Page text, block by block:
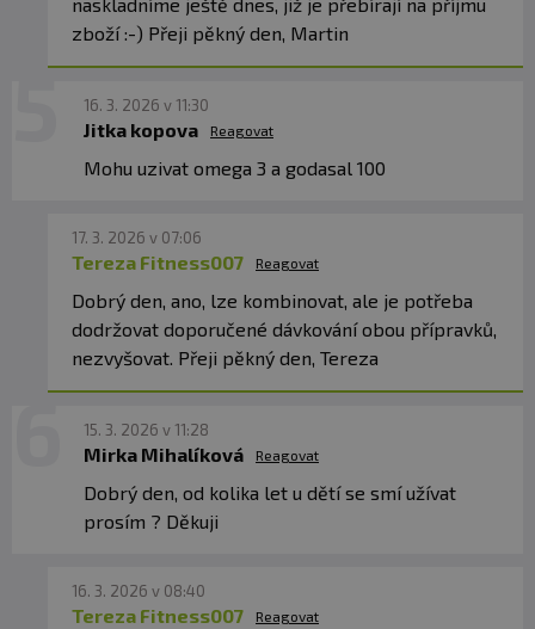
Počet dávok v balení: 30–60
pre športovcov. Nenahrádza pestrú stravu.
Neprekračujte odporúčané denné dávkovanie.
deti, tehotné a dojčiace ženy. Skladujte na suchom
mieste pri teplote do 25 °C. Nevystavujte
priamemu slnečnému žiareniu. Chráňte pred
vady vzniknuté nesprávnym skladovaním a
používaním.
Upozornenie pre alergikov:
zboží :-) Přeji pěkný den, Martin
16. 3. 2026 v 11:30
Jitka kopova Reagovat
Mohu uzivat omega 3 a godasal 100
17. 3. 2026 v 07:06
Tereza Fitness007 Reagovat
Dobrý den, ano, lze kombinovat, ale je potřeba
dodržovat doporučené dávkování obou přípravků,
nezvyšovat. Přeji pěkný den, Tereza
15. 3. 2026 v 11:28
Mirka Mihalíková Reagovat
Dobrý den, od kolika let u dětí se smí užívat
prosím ? Děkuji
16. 3. 2026 v 08:40
Tereza Fitness007 Reagovat